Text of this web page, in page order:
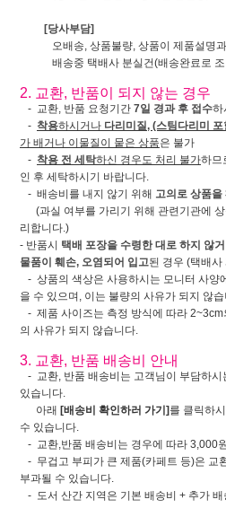
[당사부담]
오배송, 상품불량, 상품이 제품설명과
배송중 택배사 분실건(배송완료로 조
2. 교환, 반품이 되지 않는 경우
- 교환, 반품 요청기간 7일 경과 후 접수하
- 착용하시거나 다리미질, (스팀다리미 포
가 배거나 이물질이 뭍은 상품은 불가
- 착용 전 세탁하신 경우도 처리 불가하므
인 후 세탁하시기 바랍니다.
- 배송비를 내지 않기 위해 고의로 상품을
(과실 여부를 가리기 위해 관련기관에 상
리합니다.)
- 반품시 택배 포장을 수령한 대로 하지 않거
물품이 훼손, 오염되어 입고된 경우 (택배사
- 상품의 색상은 사용하시는 모니터 사양
을 수 있으며, 이는 불량의 사유가 되지 않
- 제품 사이즈는 측정 방식에 따라
의 사유가 되지 않습니다.
3. 교환, 반품 배송비 안내
- 교환, 반품 배송비는 고객님이 부담하
있습니다.
아래 [배송비 확인하러 가기] 를 클릭하
수 있습니다.
- 교환,반품 배송비는 경우에 따라 3,000
- 무겁고 부피가 큰 제품(카페트 등)은 교
부과될 수 있습니다.
- 도서 산간 지역은 기본 배송비 + 추가